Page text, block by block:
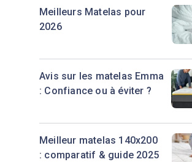
avis indiquent toutefois que la
rétention de chaleur ou le
fermeté peuvent ne pas
Meilleurs Matelas pour
2026
Meilleur matelas 140x200
: comparatif & guide 2025
Avis sur les matelas Emma
: Confiance ou à éviter ?